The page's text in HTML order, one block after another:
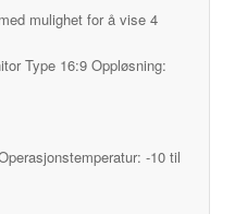
mulighet for å vise 4
Type 16:9 Oppløsning:
-10 til